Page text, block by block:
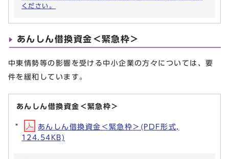
ください。
あんしん借換資金＜緊急枠＞
中東情勢等の影響を受ける中小企業の方々については、要
件を緩和しています。
あんしん借換資金＜緊急枠＞
あんしん借換資金＜緊急枠＞(PDF形式,
124.54KB)